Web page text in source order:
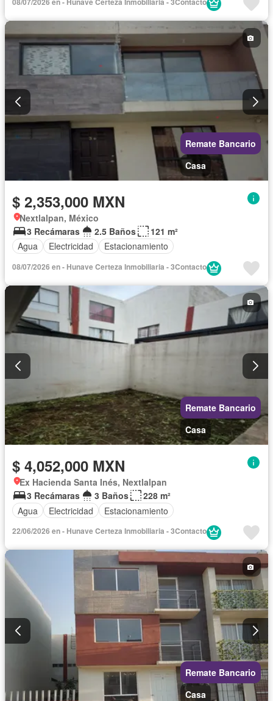
Remate Bancario
Casa
$ 2,353,000 MXN
Nextlalpan, México
3 Recámaras
2.5 Baños
121 m²
Agua
Electricidad Estacionamiento
08/07/2026 en - Hunave Certeza Inmobiliaria - 3Contacto
Remate Bancario
Casa
$ 4,052,000 MXN
Ex Hacienda Santa Inés, Nextlalpan
3 Recámaras
3 Baños
228 m²
Agua
Electricidad Estacionamiento
22/06/2026 en - Hunave Certeza Inmobiliaria - 3Contacto
Remate Bancario
Casa